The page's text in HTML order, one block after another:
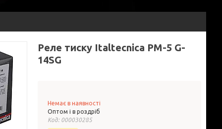
Реле тиску Italtecnica PM-5 G-
14SG
Немає в наявності
Оптом і в роздріб
Код: 000030285